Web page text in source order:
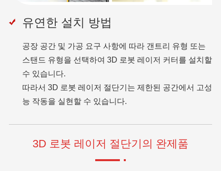
유연한 설치 방법
공장 공간 및 가공 요구 사항에 따라 갠트리 유형 또는
스탠드 유형을 선택하여 3D 로봇 레이저 커터를 설치할
수 있습니다.
따라서 3D 로봇 레이저 절단기는 제한된 공간에서 고성
능 작동을 실현할 수 있습니다.
3D 로봇 레이저 절단기의 완제품